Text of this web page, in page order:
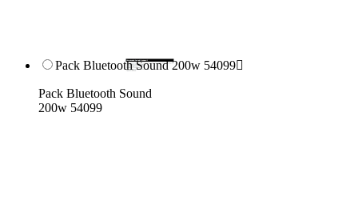
Pack Bluetooth Sound 200w 54099
Pack Bluetooth Sound
200w 54099